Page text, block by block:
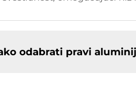
odabrati pravi